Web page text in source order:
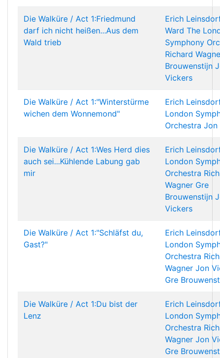
Die Walküre / Act 1:Friedmund
darf ich nicht heißen...Aus dem
Wald trieb
Erich
Ward The
Symphony
Richard
Brouwenstijn
Vickers
Die Walküre / Act 1:"Winterstürme
wichen dem Wonnemond"
Erich
London
Orchestra Jon
Die Walküre / Act 1:Wes Herd dies
auch sei...Kühlende Labung gab
mir
Erich
London
Orchestra
Wagner Gre
Brouwenstijn
Vickers
Die Walküre / Act 1:"Schläfst du,
Gast?"
Erich
London
Orchestra
Wagner Jon
Gre
Die Walküre / Act 1:Du bist der
Lenz
Erich
London
Orchestra
Wagner Jon
Gre